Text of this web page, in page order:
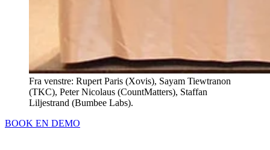
Fra venstre: Rupert Paris (Xovis), Sayam Tiewtranon
(TKC), Peter Nicolaus (CountMatters), Staffan
Liljestrand (Bumbee Labs).
BOOK EN DEMO